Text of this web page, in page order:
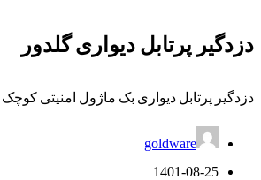
دزدگیر پرتابل دیواری گلدور
دزدگیر پرتابل دیواری بک ماژول امنیتی
goldware
1401-08-25